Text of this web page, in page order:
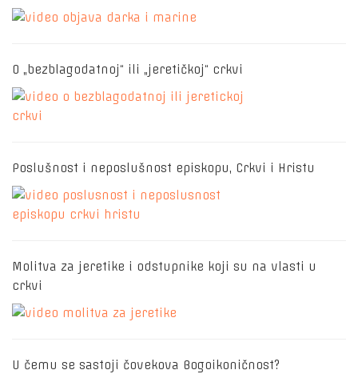
O „bezblagodatnoj“ ili „jeretičkoj“ crkvi
Poslušnost i neposlušnost episkopu, Crkvi i Hristu
Molitva za jeretike i odstupnike koji su na vlasti u
crkvi
U čemu se sastoji čovekova Bogoikoničnost?